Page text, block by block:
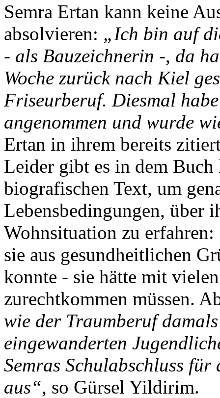
Semra Ertan kann keine
absolvieren: „Ich bin auf
- als Bauzeichnerin -, da
Woche zurück nach Kiel
Friseurberuf. Diesmal
angenommen und wurde
Ertan in ihrem bereits
Leider gibt es in dem
biografischen Text, um
Lebensbedingungen, über
Wohnsituation zu
sie aus gesundheitlichen
konnte - sie hätte mit
zurechtkommen müssen.
wie der Traumberuf
eingewanderten
Semras Schulabschluss
aus“, so Gürsel Yildirim.